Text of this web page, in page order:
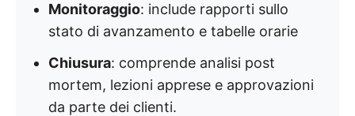
Monitoraggio: include rapporti sullo
stato di avanzamento e tabelle orarie
Chiusura: comprende analisi post
mortem, lezioni apprese e approvazioni
da parte dei clienti.